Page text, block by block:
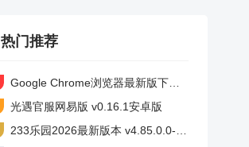
热门推荐
Google Chrome浏览器最新版下载 v138.0.7204.180 安卓版
光遇官服网易版 v0.16.1安卓版
233乐园2026最新版本 v4.85.0.0-4858767安卓版